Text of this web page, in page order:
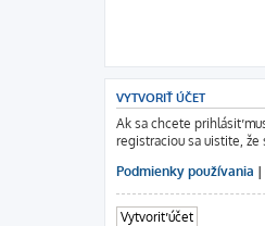
VYTVORIŤ ÚČET
Ak sa chcete prihlásiť
registraciou sa uistite,
Podmienky používania |
Vytvoriť účet